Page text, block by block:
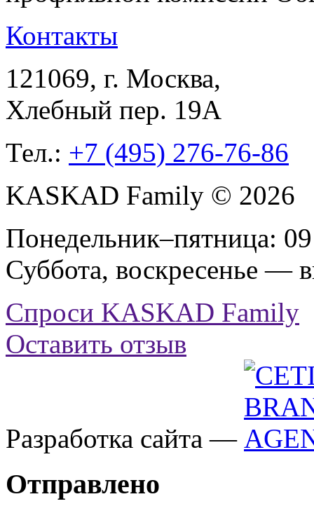
Контакты
121069, г. Москва,
Хлебный пер. 19А
Тел.: +7 (495) 276-76-86
KASKAD Family © 2026
Понедельник–пятница:
Суббота, воскресенье —
Спроси KASKAD Family
Оставить отзыв
Разработка сайта —
Отправлено